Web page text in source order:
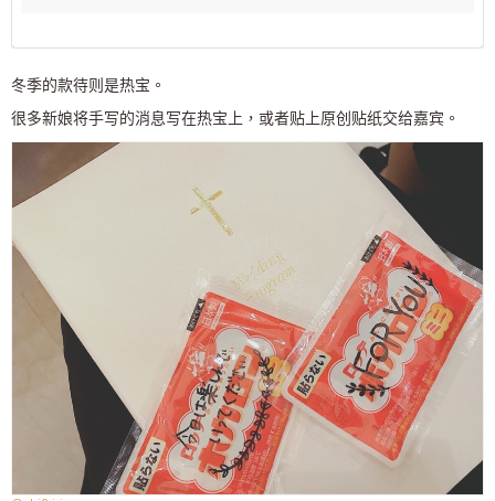
冬季的款待则是热宝。
很多新娘将手写的消息写在热宝上，或者贴上原创贴纸交给嘉宾。